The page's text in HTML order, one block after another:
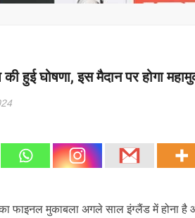
हुई घोषणा, इस मैदान पर होगा
फाइनल मुकाबला अगले साल इंग्लैंड में होना